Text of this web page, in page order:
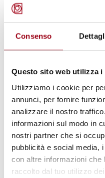
Consenso
Questo sito web utilizza i
Utilizziamo i cookie per
annunci, per fornire
analizzare il nostro
informazioni sul modo in
nostri partner che si
pubblicità e social media,
con altre informazioni che
raccolto dal tuo utilizzo
Il presidente Viet ha
con intelligenza un
documento finale
ha anche aggirato
questioni chiave —
nordcoreana, gli
nucleari ucraini e
disagio riguardo alle
nucleare estesa agli